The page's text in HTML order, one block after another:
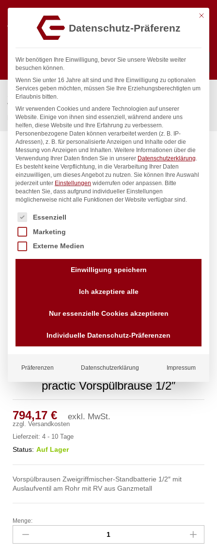
Suchen
Start / Gastronomiebedarf & Gastro Geräte für Profis
Wassertechnik
Geschirrwaschbrause
practic Vorspülbrause 1/2″
practic Vorspülbrause 1/2″
794,17€ exkl. MwSt.
zzgl.Versandkosten
Lieferzeit:4 - 10 Tage
Status: Auf Lager
Vorspülbrausen Zweigriffmischer-Standbatterie 1/2″ mit
Auslaufventil am Rohr mit RV aus Ganzmetall
practic
Vorspülbrause
1/2"
Menge:
Mit
Datenschutz-Präferenz
Wir benötigen Ihre Einwilligung, bevor Sie unsere Website weiter
besuchen können.
Wenn Sie unter 16 Jahre alt sind und Ihre Einwilligung zu optionalen
Services geben möchten, müssen Sie Ihre Erziehungsberechtigten um
Erlaubnis bitten.
Wir verwenden Cookies und andere Technologien auf unserer
Website. Einige von ihnen sind essenziell, während andere uns
helfen, diese Website und Ihre Erfahrung zu verbessern.
Personenbezogene Daten können verarbeitet werden (z. B. IP-
Adressen), z. B. für personalisierte Anzeigen und Inhalte oder die
Messung von Anzeigen und Inhalten. Weitere Informationen über die
Verwendung Ihrer Daten finden Sie in unserer Datenschutzerklärung.
Es besteht keine Verpflichtung, in die Verarbeitung Ihrer Daten
einzuwilligen, um dieses Angebot zu nutzen. Sie können Ihre Auswahl
jederzeit unter Einstellungen widerrufen oder anpassen. Bitte
beachten Sie, dass aufgrund individueller Einstellungen
möglicherweise nicht alle Funktionen der Website verfügbar sind.
Es folgt eine Liste der Service-Gruppen, für die eine
Essenziell
Marketing
Externe Medien
Einwilligung speichern
Ich akzeptiere alle
Nur essenzielle Cookies akzeptieren
Individuelle Datenschutz-Präferenzen
Präferenzen Datenschutzerklärung Impressum